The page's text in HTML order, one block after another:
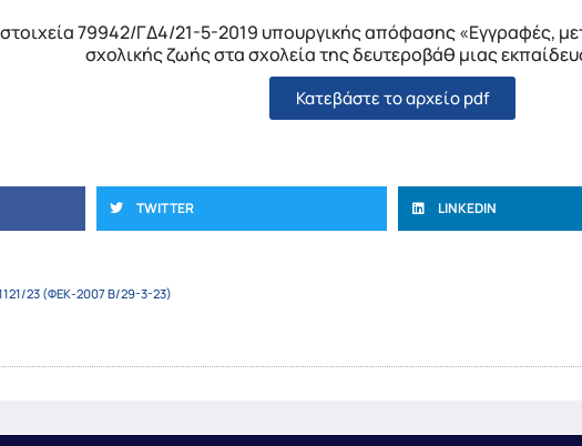
79942/ΓΔ4/21-5-2019 υπουργικής απόφασης «Εγγραφές,
σχολικής ζωής στα σχολεία της δευτεροβάθ μιας
Κατεβάστε το αρχείο pdf
TWITTER LINKEDIN
23 (ΦΕΚ-2007 Β/29-3-23)